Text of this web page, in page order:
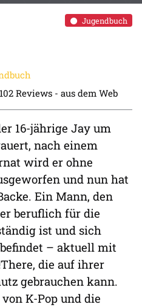
Jugendbuch
Reviews - aus dem Web
16-jährige Jay um
nach einem
wird er ohne
und nun hat
Ein Mann, den
beruflich für die
ist und sich
– aktuell mit
die auf ihrer
gebrauchen kann.
K-Pop und die